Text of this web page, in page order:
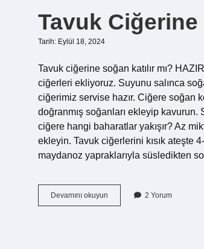
Tavuk
Tarih: Eylül 18, 2024
Tavuk ciğerine soğan katılır mı?
ciğerleri ekliyoruz. Suyunu salınca
ciğerimiz servise hazır. Ciğere soğan
doğranmış soğanları ekleyip kavurun.
ciğere hangi baharatlar yakışır? Az
ekleyin. Tavuk ciğerlerini kısık ateşte
maydanoz yapraklarıyla süsledikten
Devamını okuyun
Ciğerine
2 Yorum